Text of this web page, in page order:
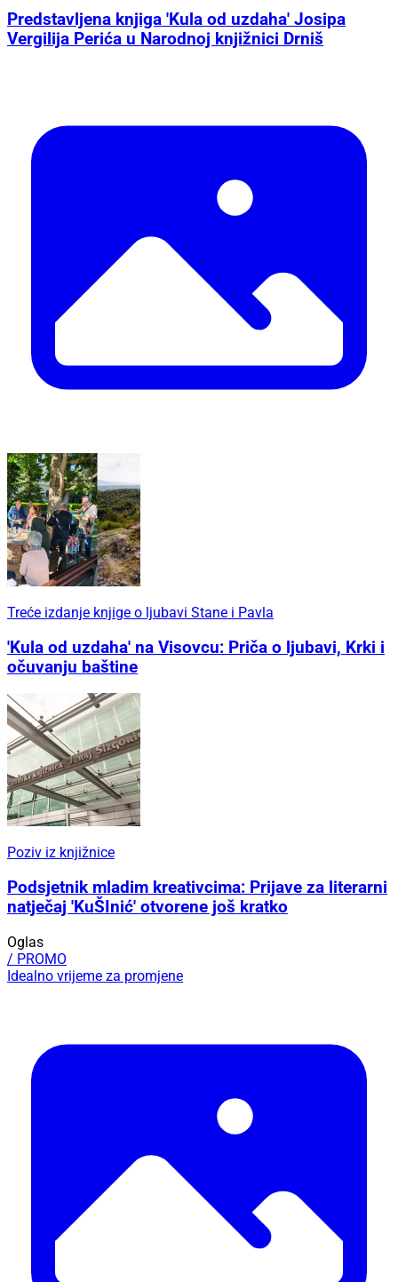
Predstavljena knjiga 'Kula od uzdaha' Josipa
Vergilija Perića u Narodnoj knjižnici Drniš
Treće izdanje knjige o ljubavi Stane i Pavla
'Kula od uzdaha' na Visovcu: Priča o ljubavi, Krki i
očuvanju baštine
Poziv iz knjižnice
Podsjetnik mladim kreativcima: Prijave za literarni
natječaj 'KuŠInić' otvorene još kratko
Oglas
/ PROMO
Idealno vrijeme za promjene